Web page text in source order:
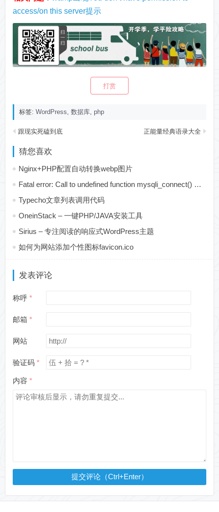
access/on this server提示
打赏
标签:WordPress,数据库, php
跟现实死磕到底 正能量经典语录大全
猜您喜欢
Nginx+PHP配置自动转换webp图片
Fatal error: Call to undefined function mysqli_connect() 的解决方法
Typecho文章列表调用代码
OneinStack – 一键PHP/JAVA安装工具
Sirius – 专注阅读的响应式WordPress主题
如何为网站添加个性图标favicon.ico
发表评论
称呼
邮箱
网站
验证码
内容
提交评论（Ctrl+Enter）